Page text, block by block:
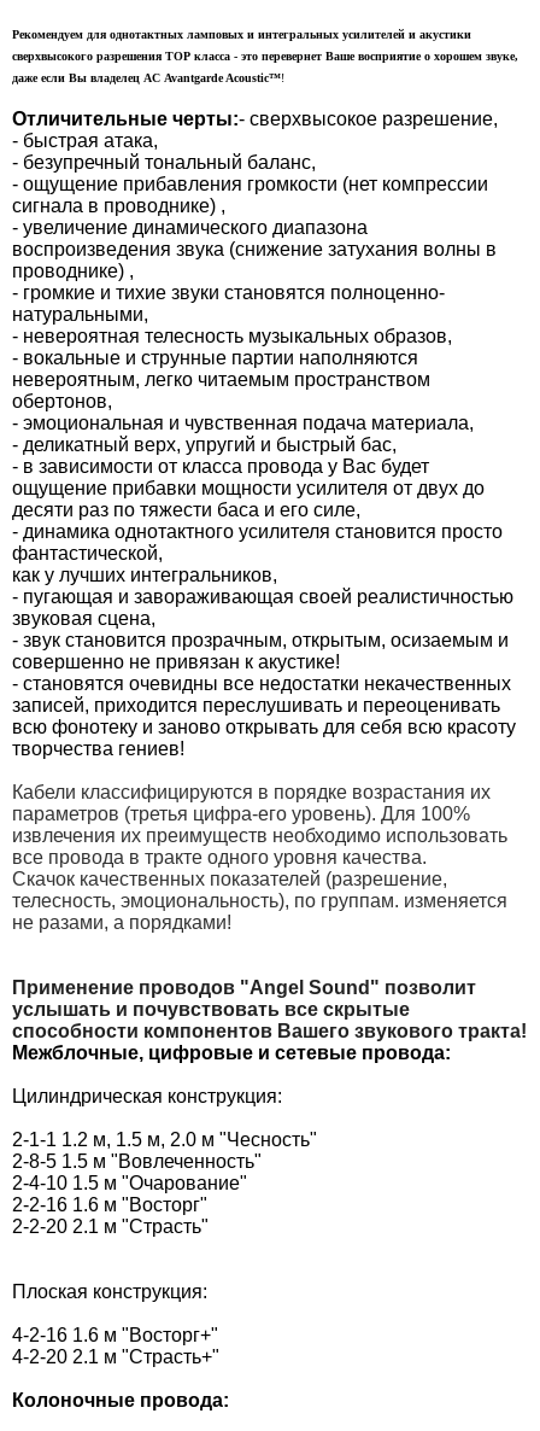
Рекомендуем для однотактных ламповых и интегральных усилителей и акустики
сверхвысокого разрешения ТОР класса - это перевернет Ваше восприятие о хорошем звуке,
даже если Вы владелец АС Avantgarde Acoustic™!
Отличительные черты:- сверхвысокое разрешение,
- быстрая атака,
- безупречный тональный баланс,
- ощущение прибавления громкости (нет компрессии
сигнала в проводнике) ,
- увеличение динамического диапазона
воспроизведения звука (снижение затухания волны в
проводнике) ,
- громкие и тихие звуки становятся полноценно-
натуральными,
- невероятная телесность музыкальных образов,
- вокальные и струнные партии наполняются
невероятным, легко читаемым пространством
обертонов,
- эмоциональная и чувственная подача материала,
- деликатный верх, упругий и быстрый бас,
- в зависимости от класса провода у Вас будет
ощущение прибавки мощности усилителя от двух до
десяти раз по тяжести баса и его силе,
- динамика однотактного усилителя становится просто
фантастической,
как у лучших интегральников,
- пугающая и завораживающая своей реалистичностью
звуковая сцена,
- звук становится прозрачным, открытым, осизаемым и
совершенно не привязан к акустике!
- становятся очевидны все недостатки некачественных
записей, приходится переслушивать и переоценивать
всю фонотеку и заново открывать для себя всю красоту
творчества гениев!
Кабели классифицируются в порядке возрастания их
параметров (третья цифра-его уровень). Для 100%
извлечения их преимуществ необходимо использовать
все провода в тракте одного уровня качества.
Скачок качественных показателей (разрешение,
телесность, эмоциональность), по группам. изменяется
не разами, а порядками!
Применение проводов "Angel Sound" позволит
услышать и почувствовать все скрытые
способности компонентов Вашего звукового тракта!
Межблочные, цифровые и сетевые провода:
Цилиндрическая конструкция:
2-1-1 1.2 м, 1.5 м, 2.0 м "Чесность"
2-8-5 1.5 м "Вовлеченность"
2-4-10 1.5 м "Очарование"
2-2-16 1.6 м "Восторг"
2-2-20 2.1 м "Страсть"
Плоская конструкция:
4-2-16 1.6 м "Восторг+"
4-2-20 2.1 м "Страсть+"
Колоночные провода: